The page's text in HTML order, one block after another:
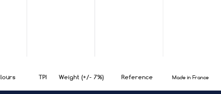
TPI Weight (+/- 7%) Reference Made in France